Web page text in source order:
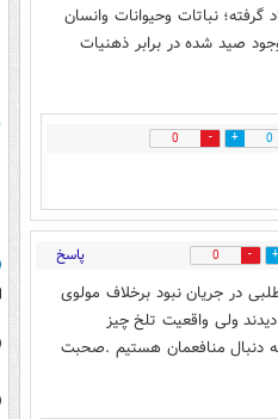
نباتات وحیوانات وانسان
صید شده در برابر ذهنیات
0
0
0 پاسخ
در جریان نبود برخلاف مولوی
ولی واقعیت تلخ چیز
دنبال منافعمان هستیم .صحبت